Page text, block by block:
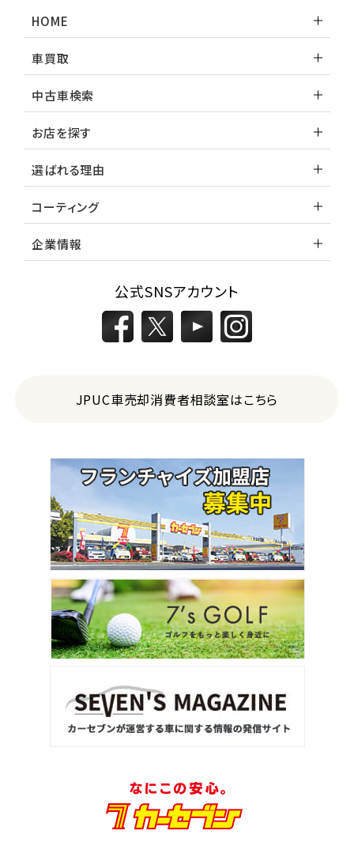
HOME
車買取
中古車検索
お店を探す
選ばれる理由
コーティング
企業情報
公式SNSアカウント
JPUC車売却消費者相談室はこちら